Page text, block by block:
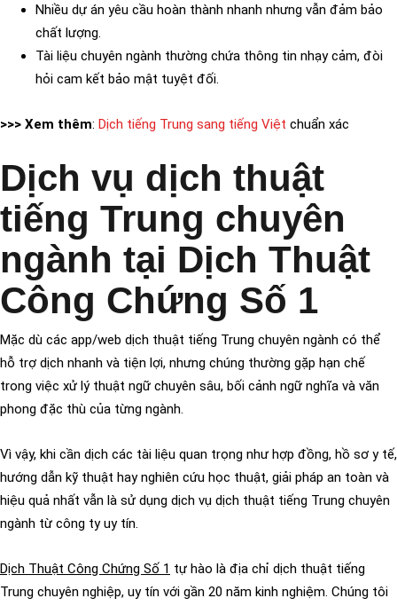
Nhiều dự án yêu cầu hoàn thành nhanh nhưng vẫn đảm bảo
chất lượng.
Tài liệu chuyên ngành thường chứa thông tin nhạy cảm, đòi
hỏi cam kết bảo mật tuyệt đối.
>>> Xem thêm: Dịch tiếng Trung sang tiếng Việt chuẩn xác
Dịch vụ dịch thuật
tiếng Trung chuyên
ngành tại Dịch Thuật
Công Chứng Số 1
Mặc dù các app/web dịch thuật tiếng Trung chuyên ngành có thể
hỗ trợ dịch nhanh và tiện lợi, nhưng chúng thường gặp hạn chế
trong việc xử lý thuật ngữ chuyên sâu, bối cảnh ngữ nghĩa và văn
phong đặc thù của từng ngành.
Vì vậy, khi cần dịch các tài liệu quan trọng như hợp đồng, hồ sơ y tế,
hướng dẫn kỹ thuật hay nghiên cứu học thuật, giải pháp an toàn và
hiệu quả nhất vẫn là sử dụng dịch vụ dịch thuật tiếng Trung chuyên
ngành từ công ty uy tín.
Dịch Thuật Công Chứng Số 1 tự hào là địa chỉ dịch thuật tiếng
Trung chuyên nghiệp, uy tín với gần 20 năm kinh nghiệm. Chúng tôi